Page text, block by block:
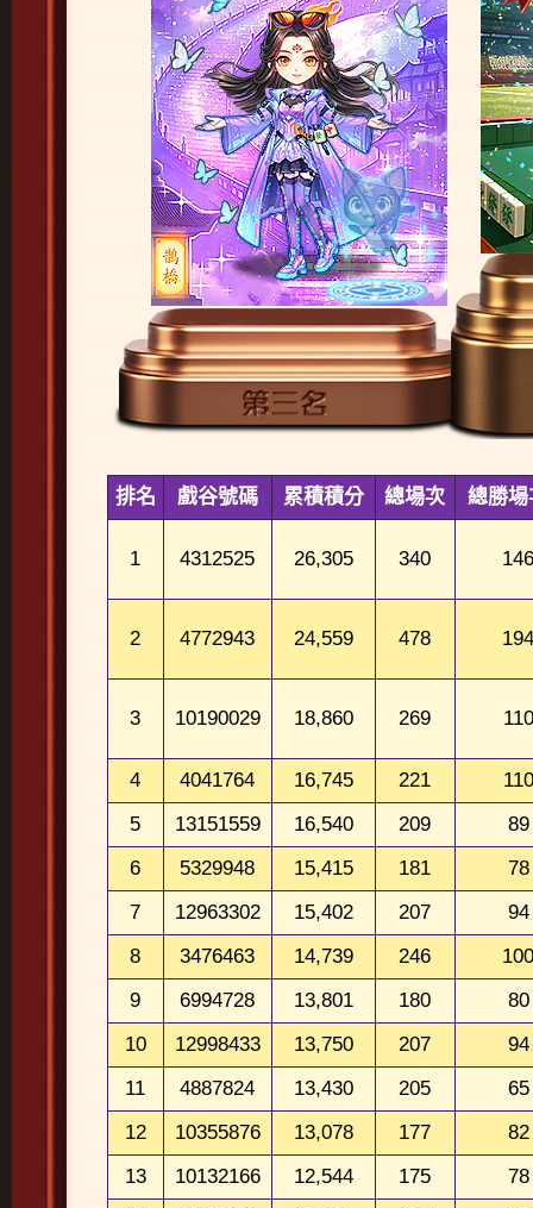
排名 戲谷號碼 累積積分 總場次 總勝
1 4312525 26,305 340
2 4772943 24,559 478
3 10190029 18,860 269 110
4 4041764 16,745 221
110
5
13151559 16,540 209
89
6
5329948 15,415 181
78
7
12963302 15,402 207
94
8
3476463 14,739 246
9
6994728 13,801 180
80
10
12998433 13,750 207
94
11
4887824 13,430 205
65
12
10355876 13,078 177
82
13
10132166 12,544 175
78